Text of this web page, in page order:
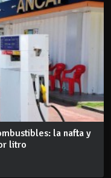
la nafta y
litro